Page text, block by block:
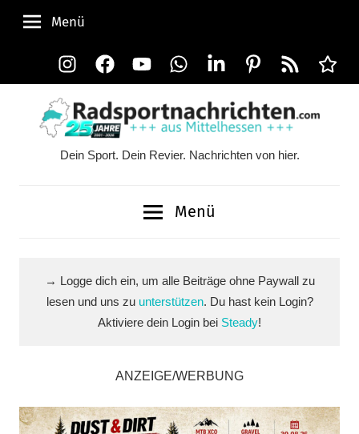
Inhalt
InstagramFacebookYouTubeWhatsAppLinkedInPinterestRSS-
Feed
Alle
Menü
Dein Sport. Dein Revier. Nachrichten von hier.
Menü
→ Logge dich ein, um alle Beiträge ohne Paywall zu
lesen und uns zu unterstützen. Du hast kein Login?
Aktiviere dein Login bei Steady!
ANZEIGE/WERBUNG